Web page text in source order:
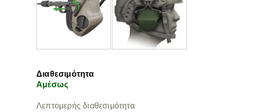
Διαθεσιμότητα
Αμέσως
Λεπτομερής διαθεσιμότητα